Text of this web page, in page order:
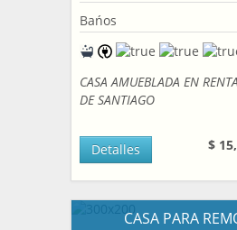
Bańos
CASA AMUEBLADA EN
DE SANTIAGO
$
Detalles
CASA PARA